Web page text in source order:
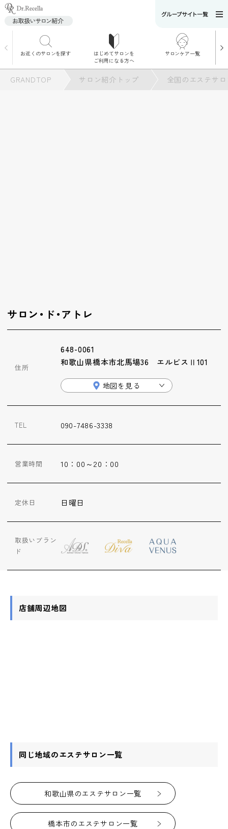
お近くのサロンを探す
はじめてサロンを
ご利用になる方へ
サロンケア一覧
ュー
施術別で探す
お悩み別で探す
ラジオ波
GRANDTOP サロン紹介トップ 全国のエステサ
サロン・ド・アトレ
住所
648-0061
和歌山県橋本市北馬場36 エルビスⅡ101
地図を見る
TEL 090-7486-3338
営業時間 10：00～20：00
定休日 日曜日
取扱いブラン
ド
店舗周辺地図
同じ地域のエステサロン一覧
和歌山県のエステサロン一覧
橋本市のエステサロン一覧